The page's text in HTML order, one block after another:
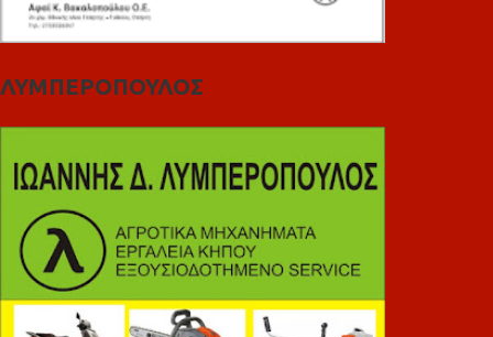
ΛΥΜΠΕΡΟΠΟΥΛΟΣ